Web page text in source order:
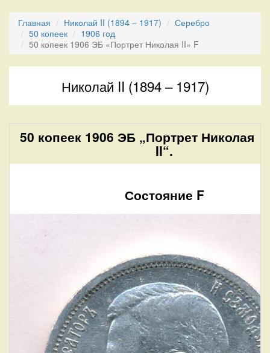
Главная Николай II (1894 – 1917)
Серебро
50 копеек
1906 год
50 копеек 1906 ЭБ «Портрет Николая II» F
Николай II (1894 – 1917)
50 копеек 1906 ЭБ „Портрет Николая
II“.
Состояние F